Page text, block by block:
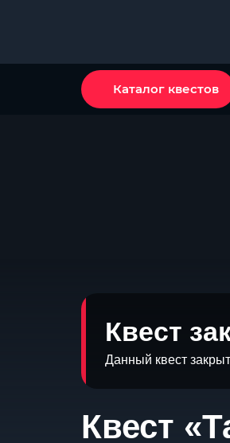
Каталог квестов
Квест
Данный квест
Квест